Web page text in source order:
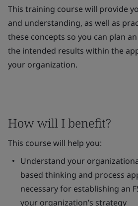
This training course will provide
and understanding, as well as
these concepts so you can plan
the intended results within the
your organization.
How will I benefit?
This course will help you:
Understand your
based thinking and process
necessary for establishing an
your organization’s strategy